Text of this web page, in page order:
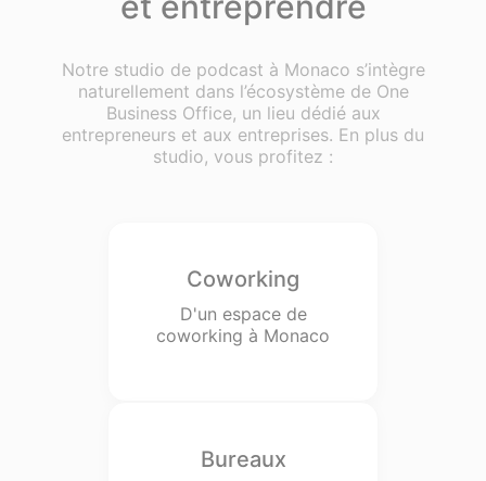
Notre studio de podcast à Monaco s’intègre
naturellement dans l’écosystème de One
Business Office, un lieu dédié aux
entrepreneurs et aux entreprises. En plus du
studio, vous profitez :
Coworking
D'un espace de
coworking à Monaco
Bureaux